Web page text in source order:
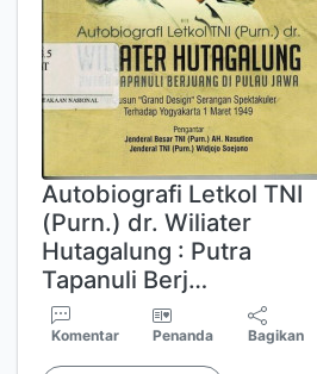
Autobiografi Letkol TNI
(Purn.) dr. Wiliater
Hutagalung : Putra
Tapanuli Berj…
Komentar Penanda Bagikan